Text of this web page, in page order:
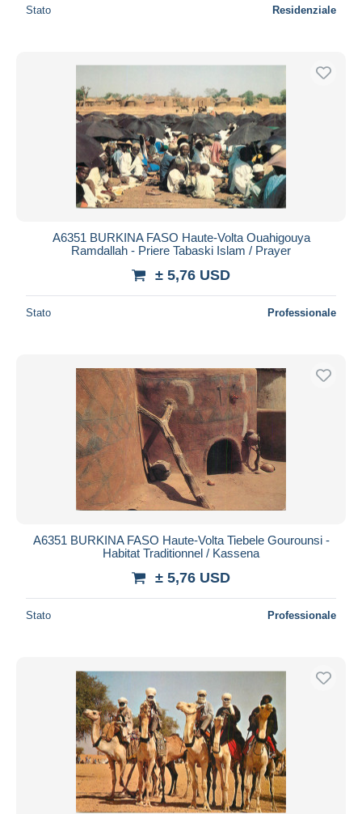
Stato Residenziale
A6351 BURKINA FASO Haute-Volta Ouahigouya
Ramdallah - Priere Tabaski Islam / Prayer
± 5,76 USD
Stato Professionale
A6351 BURKINA FASO Haute-Volta Tiebele Gourounsi -
Habitat Traditionnel / Kassena
± 5,76 USD
Stato Professionale